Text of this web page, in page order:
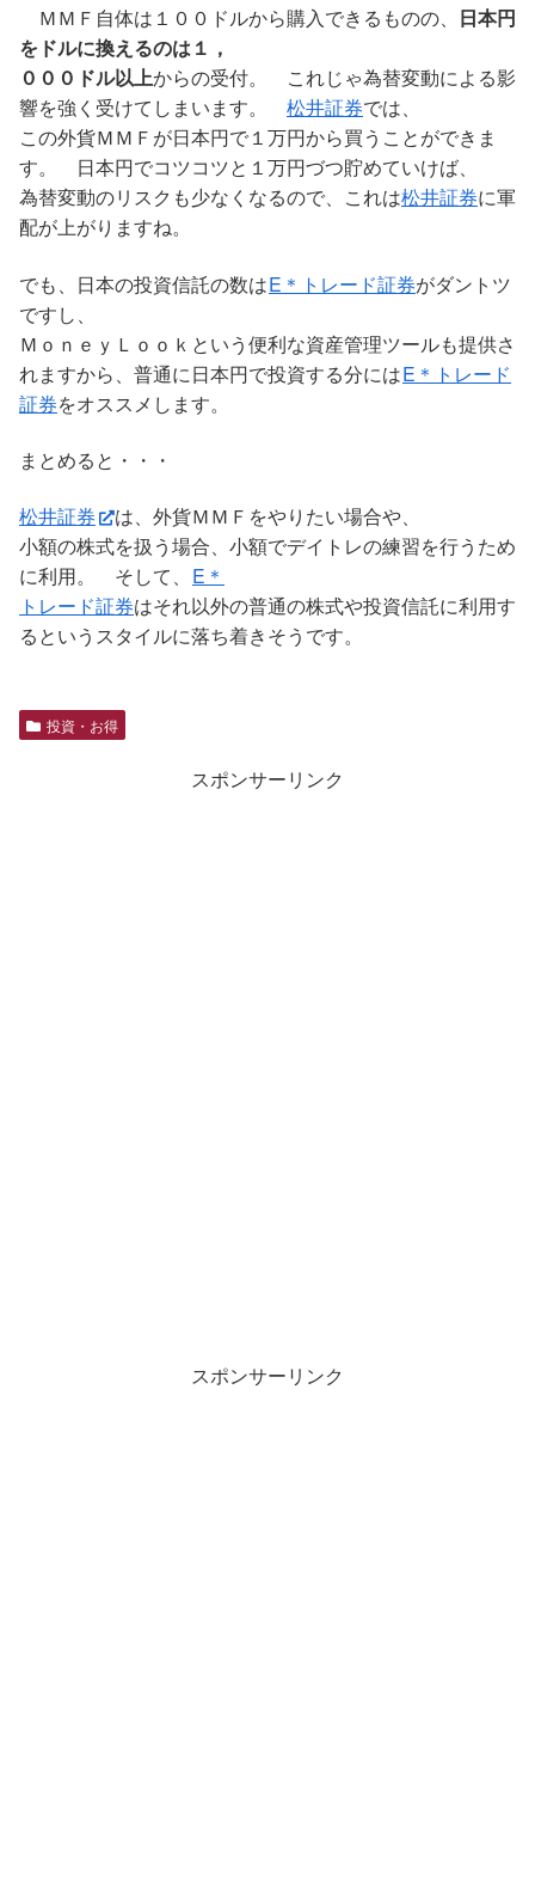
ＭＭＦ自体は１００ドルから購入できるものの、 日本円
をドルに換えるのは１，
０００ドル以上からの受付。 これじゃ為替変動による影
響を強く受けてしまいます。 松井証券では、
この外貨ＭＭＦが日本円で１万円から買うことができま
す。 日本円でコツコツと１万円づつ貯めていけば、
為替変動のリスクも少なくなるので、これは松井証券に軍
配が上がりますね。
でも、日本の投資信託の数はE＊トレード証券がダントツ
ですし、
ＭｏｎｅｙＬｏｏｋという便利な資産管理ツールも提供さ
れますから、普通に日本円で投資する分にはE＊トレード
証券をオススメします。
まとめると・・・
松井証券
は、外貨ＭＭＦをやりたい場合や、
小額の株式を扱う場合、小額でデイトレの練習を行うため
に利用。 そして、 E＊
トレード証券はそれ以外の普通の株式や投資信託に利用す
るというスタイルに落ち着きそうです。
投資・お得
スポンサーリンク
スポンサーリンク